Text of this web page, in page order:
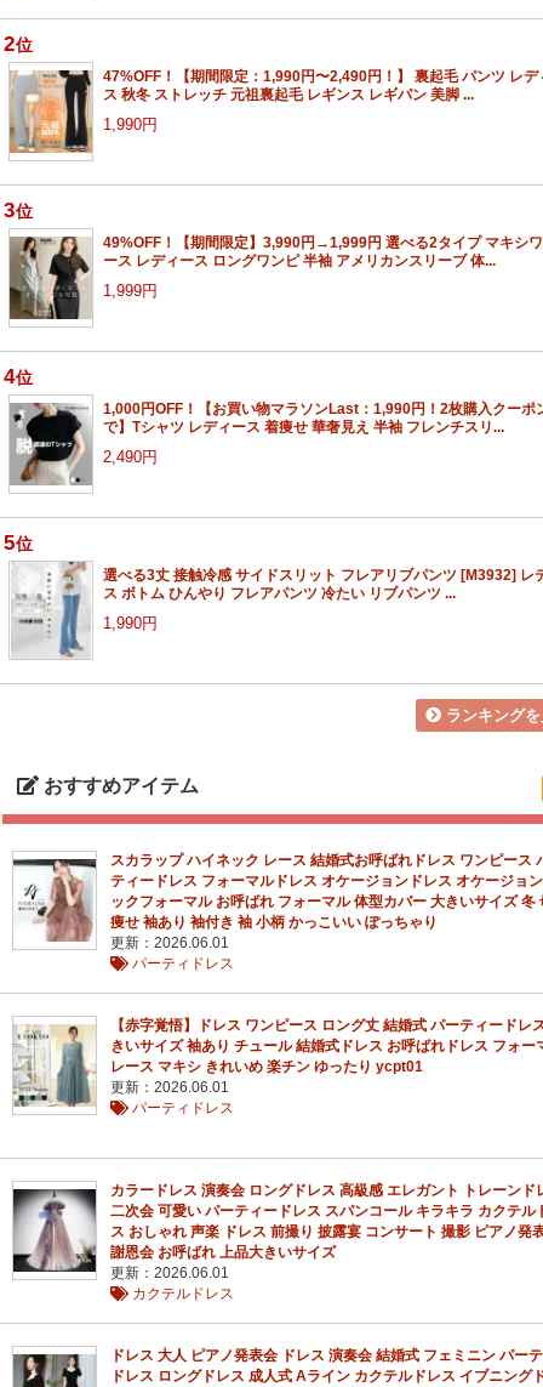
2位
47%OFF！【期間限定：1,990円〜2,490円！】 裏起毛 パンツ レデ
ス 秋冬 ストレッチ 元祖裏起毛 レギンス レギパン 美脚 ...
1,990円
3位
49%OFF！【期間限定】3,990円→1,999円 選べる2タイプ マキシ
ース レディース ロングワンピ 半袖 アメリカンスリーブ 体...
1,999円
4位
1,000円OFF！【お買い物マラソンLast：1,990円！2枚購入クーポ
で】Tシャツ レディース 着痩せ 華奢見え 半袖 フレンチスリ...
2,490円
5位
選べる3丈 接触冷感 サイドスリット フレアリブパンツ [M3932] レ
ス ボトム ひんやり フレアパンツ 冷たい リブパンツ ...
1,990円
ランキング
おすすめアイテム
スカラップ ハイネック レース 結婚式お呼ばれドレス ワンピース
ティードレス フォーマルドレス オケージョンドレス オケージョ
ックフォーマル お呼ばれ フォーマル 体型カバー 大きいサイズ 冬
痩せ 袖あり 袖付き 袖 小柄 かっこいい ぽっちゃり
更新：2026.06.01
パーティドレス
【赤字覚悟】ドレス ワンピース ロング丈 結婚式 パーティードレ
きいサイズ 袖あり チュール 結婚式ドレス お呼ばれドレス フォー
レース マキシ きれいめ 楽チン ゆったり ycpt01
更新：2026.06.01
パーティドレス
カラードレス 演奏会 ロングドレス 高級感 エレガント トレーンド
二次会 可愛い パーティードレス スパンコール キラキラ カクテル
ス おしゃれ 声楽 ドレス 前撮り 披露宴 コンサート 撮影 ピアノ発
謝恩会 お呼ばれ 上品大きいサイズ
更新：2026.06.01
カクテルドレス
ドレス 大人 ピアノ発表会 ドレス 演奏会 結婚式 フェミニン パー
ドレス ロングドレス 成人式 Aライン カクテルドレス イブニング